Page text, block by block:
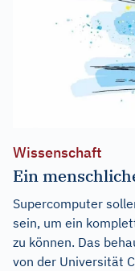
Wissenschaft
Ein
Supercomputer
sein, um ein
zu können. Das
von der Universität